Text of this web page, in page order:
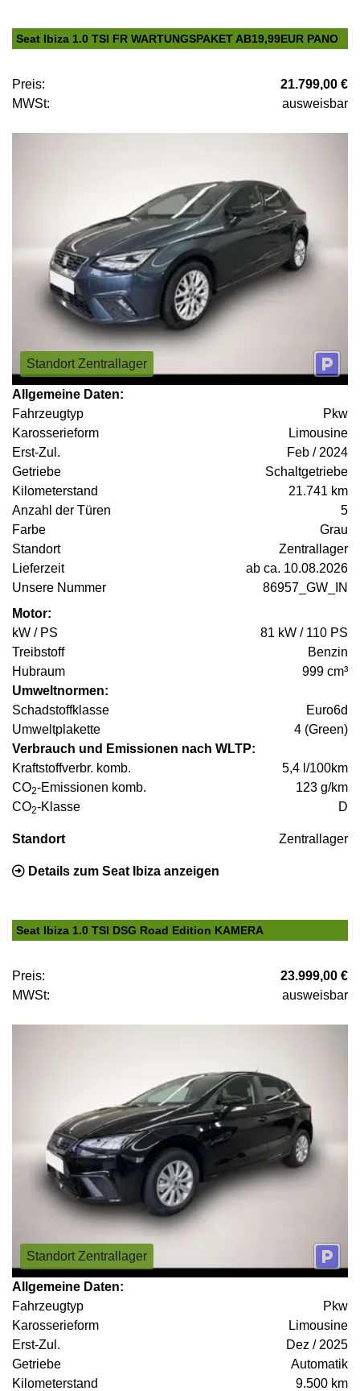
Seat Ibiza 1.0 TSI FR WARTUNGSPAKET AB19,99EUR PANO
Preis:
21.799,00 €
MWSt:
ausweisbar
Standort Zentrallager
Allgemeine Daten:
Fahrzeugtyp
Pkw
Karosserieform
Limousine
Erst-Zul.
Feb / 2024
Getriebe
Schaltgetriebe
Kilometerstand
21.741 km
Anzahl der Türen
5
Farbe
Grau
Standort
Zentrallager
Lieferzeit
ab ca. 10.08.2026
Unsere Nummer
86957_GW_IN
Motor:
kW / PS
81 kW / 110 PS
Treibstoff
Benzin
Hubraum
999 cm³
Umweltnormen:
Schadstoffklasse
Euro6d
Umweltplakette
4 (Green)
Verbrauch und Emissionen nach WLTP:
Kraftstoffverbr. komb.
5,4 l/100km
CO2-Emissionen komb.
123 g/km
CO2-Klasse D
Standort Zentrallager
Details zum Seat Ibiza anzeigen
Seat Ibiza 1.0 TSI DSG Road Edition KAMERA
Preis:
23.999,00 €
MWSt:
ausweisbar
Standort Zentrallager
Allgemeine Daten:
Fahrzeugtyp
Pkw
Karosserieform
Limousine
Erst-Zul.
Dez / 2025
Getriebe
Automatik
Kilometerstand
9.500 km